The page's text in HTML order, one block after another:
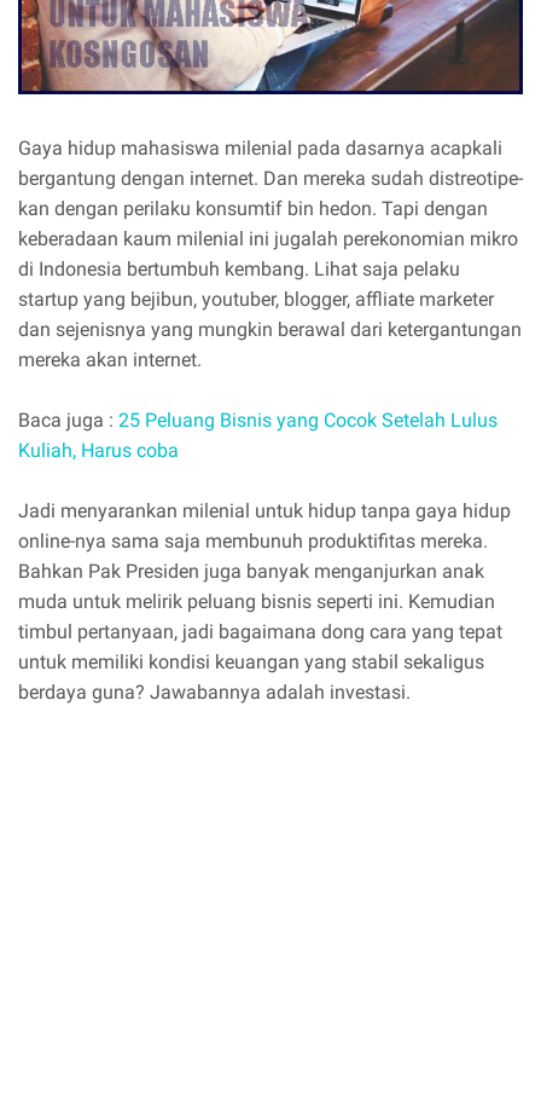
Gaya hidup mahasiswa milenial pada dasarnya acapkali
bergantung dengan internet. Dan mereka sudah distreotipe-
kan dengan perilaku konsumtif bin hedon. Tapi dengan
keberadaan kaum milenial ini jugalah perekonomian mikro
di Indonesia bertumbuh kembang. Lihat saja pelaku
startup yang bejibun, youtuber, blogger, affliate marketer
dan sejenisnya yang mungkin berawal dari ketergantungan
mereka akan internet.
Baca juga : 25 Peluang Bisnis yang Cocok Setelah Lulus
Kuliah, Harus coba
Jadi menyarankan milenial untuk hidup tanpa gaya hidup
online-nya sama saja membunuh produktifitas mereka.
Bahkan Pak Presiden juga banyak menganjurkan anak
muda untuk melirik peluang bisnis seperti ini. Kemudian
timbul pertanyaan, jadi bagaimana dong cara yang tepat
untuk memiliki kondisi keuangan yang stabil sekaligus
berdaya guna? Jawabannya adalah investasi.